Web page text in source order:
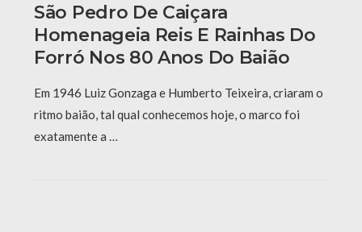
São Pedro De Caiçara
Homenageia Reis E Rainhas Do
Forró Nos 80 Anos Do Baião
Em 1946 Luiz Gonzaga e Humberto Teixeira, criaram o
ritmo baião, tal qual conhecemos hoje, o marco foi
exatamente a …